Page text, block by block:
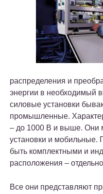
распределения и
энергии в необходимый
силовые установки
промышленные.
– до 1000 В и выше. Они
установки и мобильные.
быть комплектными и
расположения –
Все они представляют